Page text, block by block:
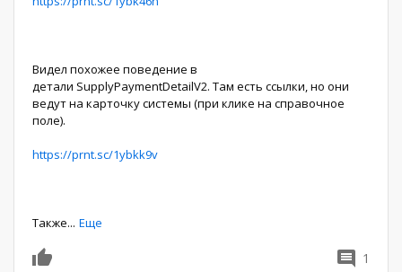
Видел похожее поведение в
детали SupplyPaymentDetailV2. Там есть ссылки, но они
ведут на карточку системы (при клике на справочное
поле).
https://prnt.sc/1ybkk9v
Также... Еще
1